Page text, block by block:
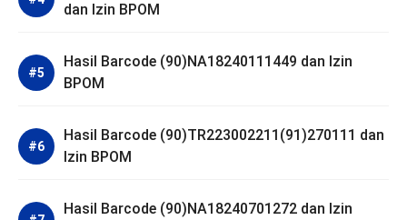
dan Izin BPOM
Hasil Barcode (90)NA18240111449 dan Izin
BPOM
Hasil Barcode (90)TR223002211(91)270111 dan
Izin BPOM
Hasil Barcode (90)NA18240701272 dan Izin